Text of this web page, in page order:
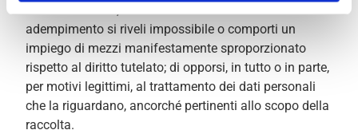
adempimento si riveli impossibile o comporti un
impiego di mezzi manifestamente sproporzionato
rispetto al diritto tutelato; di opporsi, in tutto o in parte,
per motivi legittimi, al trattamento dei dati personali
che la riguardano, ancorché pertinenti allo scopo della
raccolta.